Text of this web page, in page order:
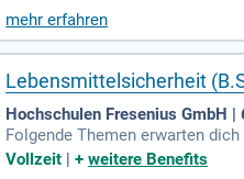
mehr erfahren
Lebensmittelsicherheit
Hochschulen Fresenius GmbH
Folgende Themen erwarten
mittelsicherheitsstandards;
Vollzeit |+weitere Benefits